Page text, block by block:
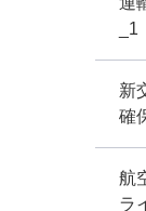
_1
新
確
航
ラ